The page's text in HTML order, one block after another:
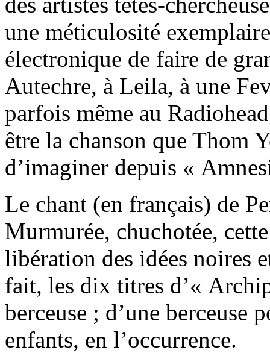
une méticulosité
électronique de faire de
Autechre, à Leila, à une
parfois même au
être la chanson que Thom
d’imaginer depuis «
Le chant (en français) de
Murmurée, chuchotée,
libération des idées noires
fait, les dix titres d’«
berceuse ; d’une berceuse
enfants, en l’occurrence.